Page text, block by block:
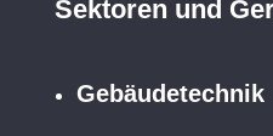
Sektoren und
Gebäudetechnik